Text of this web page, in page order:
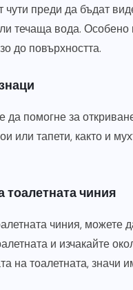
чути преди да бъдат
течаща вода.
до повърхността.
помогне за
или тапети, както и
тоалетната чиния
чиния, можете
и изчакайте
на тоалетната, значи